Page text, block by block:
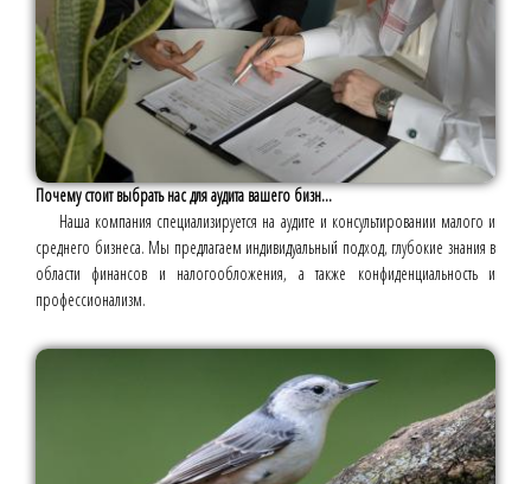
Почему стоит выбрать нас для аудита вашего бизн...
Наша компания специализируется на аудите и консультировании малого и
среднего бизнеса. Мы предлагаем индивидуальный подход, глубокие знания в
области финансов и налогообложения, а также конфиденциальность и
профессионализм.